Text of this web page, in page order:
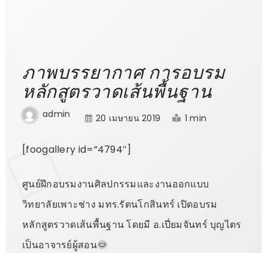
ภาพบรรยากาศ การอบรม
หลักสูตรวาดเส้นพื้นฐาน
admin 20 เมษายน 2019 1 min
[foogallery id=”4794″]
ศูนย์ฝึกอบรมงานศิลปกรรมและงานออกแบบ
วิทยาลัยเพาะช่าง มทร.รัตนโกสินทร์ เปิดอบรม
หลักสูตรวาดเส้นพื้นฐาน โดยมี อ.เปี่ยมจันทร์ บุญไตร
เป็นอาจารย์ผู้สอน